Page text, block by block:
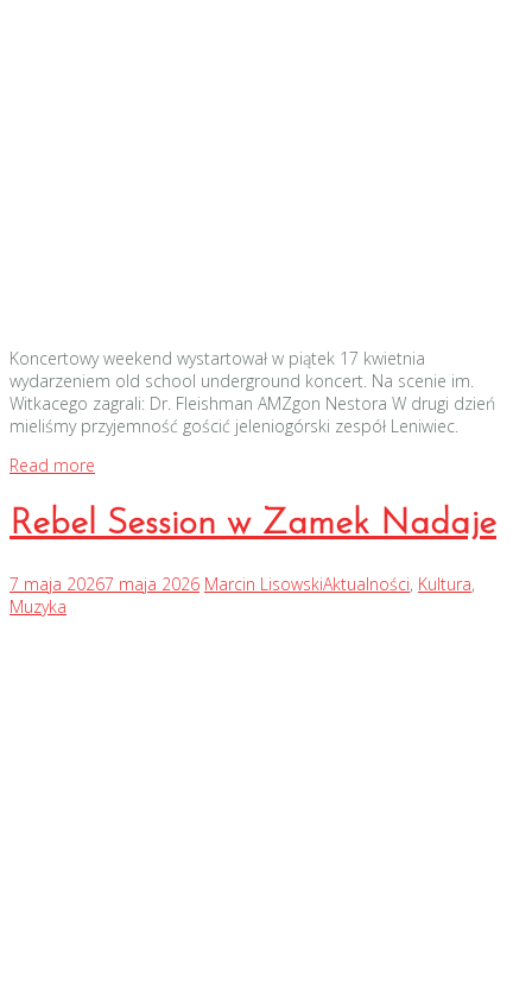
Koncertowy weekend wystartował w piątek 17 kwietnia
wydarzeniem old school underground koncert. Na scenie im.
Witkacego zagrali: Dr. Fleishman AMZgon Nestora W drugi dzień
mieliśmy przyjemność gościć jeleniogórski zespół Leniwiec.
Read more
Rebel Session w Zamek Nadaje
7 maja 20267 maja 2026 Marcin LisowskiAktualności, Kultura,
Muzyka